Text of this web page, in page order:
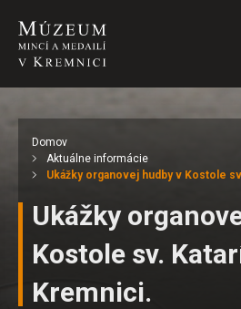
Domov
Aktuálne informácie
Ukážky organovej hudby v Kostole
Ukážky
Kostole sv.
Kremnici.